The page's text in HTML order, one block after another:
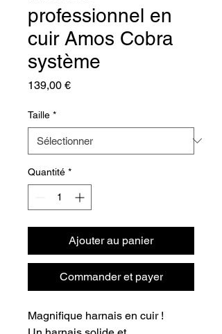
professionnel en
cuir Amos Cobra
système
139,00 €Prix
Taille *
Quantité *
Ajouter au panier
Commander et payer
Magnifique harnais en cuir !